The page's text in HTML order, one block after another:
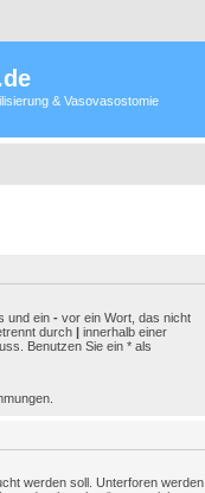
& Vasovasostomie
und ein - vor ein Wort, das nicht
durch | innerhalb einer
Benutzen Sie ein * als
werden soll. Unterforen werden